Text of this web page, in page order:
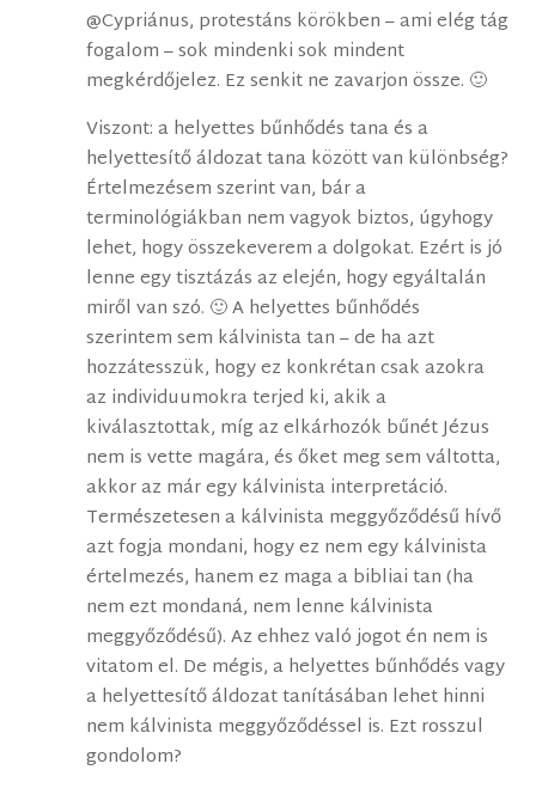
@Cypriánus, protestáns körökben – ami elég tág
fogalom – sok mindenki sok mindent
megkérdőjelez. Ez senkit ne zavarjon össze. 🙂
Viszont: a helyettes bűnhődés tana és a
helyettesítő áldozat tana között van különbség?
Értelmezésem szerint van, bár a
terminológiákban nem vagyok biztos, úgyhogy
lehet, hogy összekeverem a dolgokat. Ezért is jó
lenne egy tisztázás az elején, hogy egyáltalán
miről van szó. 🙂 A helyettes bűnhődés
szerintem sem kálvinista tan – de ha azt
hozzátesszük, hogy ez konkrétan csak azokra
az individuumokra terjed ki, akik a
kiválasztottak, míg az elkárhozók bűnét Jézus
nem is vette magára, és őket meg sem váltotta,
akkor az már egy kálvinista interpretáció.
Természetesen a kálvinista meggyőződésű hívő
azt fogja mondani, hogy ez nem egy kálvinista
értelmezés, hanem ez maga a bibliai tan (ha
nem ezt mondaná, nem lenne kálvinista
meggyőződésű). Az ehhez való jogot én nem is
vitatom el. De mégis, a helyettes bűnhődés vagy
a helyettesítő áldozat tanításában lehet hinni
nem kálvinista meggyőződéssel is. Ezt rosszul
gondolom?